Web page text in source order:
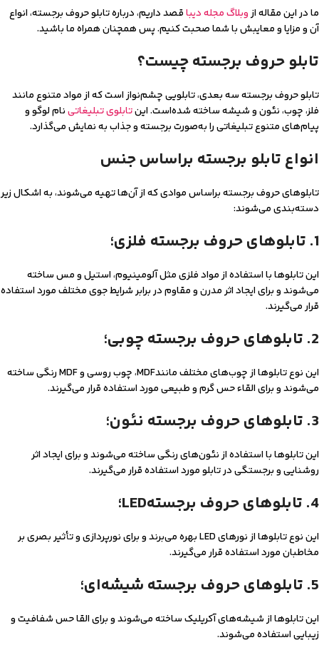
ما در این مقاله ازوبلاگ مجله دیباقصد داریم، درباره تابلو حروف برجسته، انواع
آن و مزایا و معایبش با شما صحبت کنیم. پس همچنان همراه ما باشید.
تابلو حروف برجسته چیست؟
تابلو حروف برجسته سه بعدی، تابلویی چشم‌نواز است که از مواد متنوع مانند
فلز، چوب، نئون و شیشه ساخته شده‌است. اینتابلوی تبلیغاتینام لوگو و
پیام‌های متنوع تبلیغاتی را به‌صورت برجسته و جذاب به نمایش می‌گذارد.
انواع تابلو برجسته براساس جنس
تابلوهای حروف برجسته براساس موادی که از آن‌ها تهیه می‌شوند، به اشکال زیر
دسته‌بندی می‌شوند:
1. تابلوهای حروف برجسته فلزی؛
این تابلوها با استفاده از مواد فلزی مثل آلومینیوم، استیل و مس ساخته
می‌شوند و برای ایجاد اثر مدرن و مقاوم در برابر شرایط جوی مختلف مورد استفاده
قرار می‌گیرند.
2. تابلوهای حروف برجسته چوبی؛
این نوع تابلوها از چوب‌های مختلف مانندMDF، چوب روسی و MDF رنگی ساخته
می‌شوند و برای القاء حس گرم و طبیعی مورد استفاده قرار می‌گیرند.
3. تابلوهای حروف برجسته نئون؛
این تابلوها با استفاده از نئون‌های رنگی ساخته می‌شوند و برای ایجاد اثر
روشنایی و برجستگی در تابلو مورد استفاده قرار می‌گیرند.
4. تابلوهای حروف برجستهLED؛
این نوع تابلوها از نورهای LED بهره می‌برند و برای نورپردازی و تأثیر بصری بر
مخاطبان مورد استفاده قرار می‌گیرند.
5. تابلوهای حروف برجسته شیشه‌ای؛
این تابلوها از شیشه‌های آکریلیک ساخته می‌شوند و برای القا حس شفافیت و
زیبایی استفاده می‌شوند.